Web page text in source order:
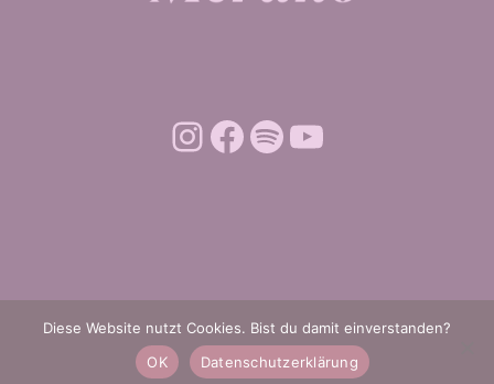
DATENSCHUTZ
Diese Website nutzt Cookies. Bist du damit einverstanden?
OK
Datenschutzerklärung